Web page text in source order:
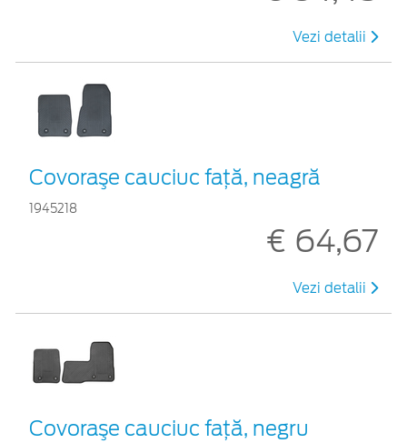
Vezi detalii
Covoraşe cauciuc faţă, neagră
1945218
€ 64,67
Vezi detalii
Covoraşe cauciuc faţă, negru